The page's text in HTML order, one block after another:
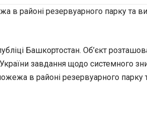
в районі резервуарного парку та
Башкортостан. Об’єкт
завдання щодо системного
в районі резервуарного парку